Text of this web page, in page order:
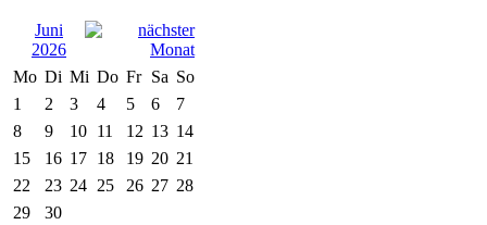
Juni
2026
Mo Di Mi Do Fr Sa So
1
2 3 4 5 6
7
8
9 10 11 12 13 14
15
16 17 18 19 20 21
22
23 24 25 26 27 28
29
30